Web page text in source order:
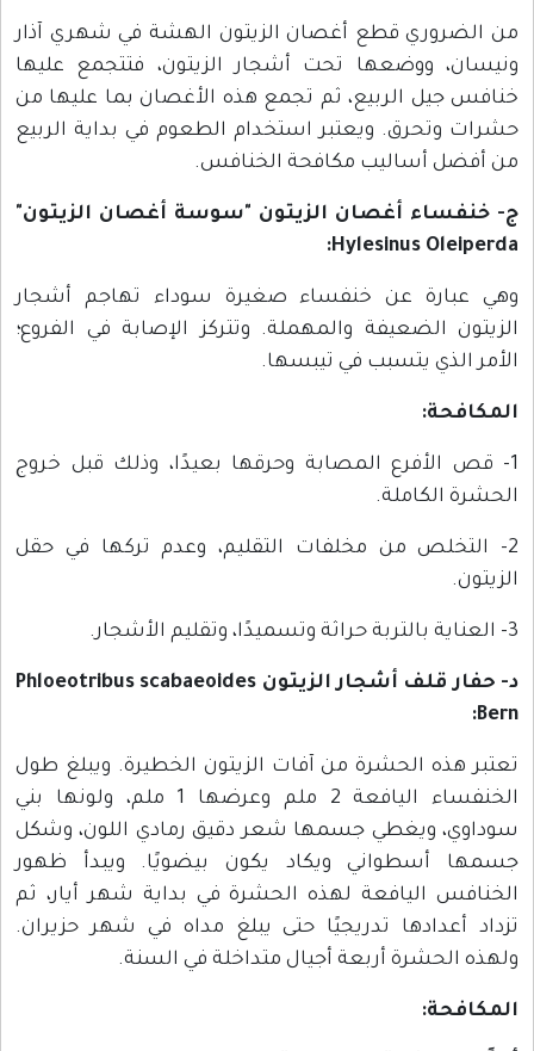
من الضروري قطع أغصان الزيتون الهشة في شهري آذار
ونيسان، ووضعها تحت أشجار الزيتون، فتتجمع عليها
خنافس جيل الربيع، ثم تجمع هذه الأغصان بما عليها من
حشرات وتحرق. ويعتبر استخدام الطعوم في بداية الربيع
من أفضل أساليب مكافحة الخنافس.
ج- خنفساء أغصان الزيتون "سوسة أغصان الزيتون"
Hylesinus Oleiperda:
وهي عبارة عن خنفساء صغيرة سوداء تهاجم أشجار
الزيتون الضعيفة والمهملة. وتتركز الإصابة في الفروع؛
الأمر الذي يتسبب في تيبسها.
المكافحة:
1- قص الأفرع المصابة وحرقها بعيدًا، وذلك قبل خروج
الحشرة الكاملة.
2- التخلص من مخلفات التقليم، وعدم تركها في حقل
الزيتون.
3- العناية بالتربة حراثة وتسميدًا، وتقليم الأشجار.
د- حفار قلف أشجار الزيتون Phloeotribus scabaeoides
Bern:
تعتبر هذه الحشرة من آفات الزيتون الخطيرة. ويبلغ طول
الخنفساء اليافعة 2 ملم وعرضها 1 ملم، ولونها بني
سوداوي، ويغطي جسمها شعر دقيق رمادي اللون، وشكل
جسمها أسطواني ويكاد يكون بيضويًا. ويبدأ ظهور
الخنافس اليافعة لهذه الحشرة في بداية شهر أيار، ثم
تزداد أعدادها تدريجيًا حتى يبلغ مداه في شهر حزيران.
ولهذه الحشرة أربعة أجيال متداخلة في السنة.
المكافحة: